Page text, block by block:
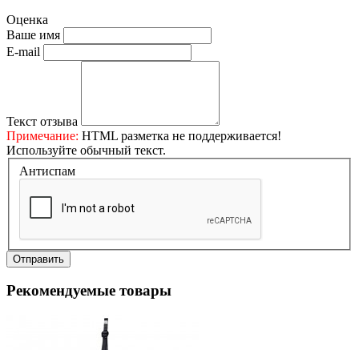
Оценка
Ваше имя
E-mail
Текст отзыва
Примечание: HTML разметка не поддерживается!
Используйте обычный текст.
Антиспам
Отправить
Рекомендуемые товары